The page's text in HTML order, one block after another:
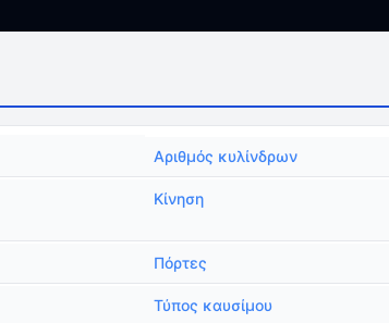
Αριθμός κυλίνδρων
Κίνηση
Πόρτες
Τύπος καυσίμου